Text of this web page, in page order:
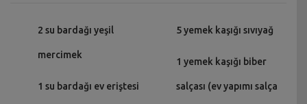
2 su bardağı yeşil
mercimek
1 su bardağı ev eriştesi
5 yemek kaşığı sıvıyağ
1 yemek kaşığı biber
salçası (ev yapımı salça